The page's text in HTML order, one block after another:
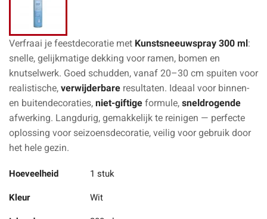
Verfraai je feestdecoratie met Kunstsneeuwspray 300 ml:
snelle, gelijkmatige dekking voor ramen, bomen en
knutselwerk. Goed schudden, vanaf 20–30 cm spuiten voor
realistische, verwijderbare resultaten. Ideaal voor binnen-
en buitendecoraties, niet-giftige formule, sneldrogende
afwerking. Langdurig, gemakkelijk te reinigen — perfecte
oplossing voor seizoensdecoratie, veilig voor gebruik door
het hele gezin.
Hoeveelheid 1 stuk
Kleur Wit